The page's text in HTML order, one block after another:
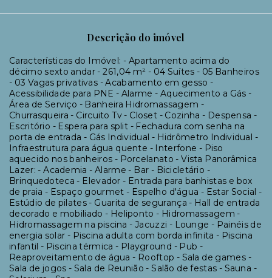
Descrição do imóvel
Características do Imóvel: - Apartamento acima do
décimo sexto andar - 261,04 m² - 04 Suítes - 05 Banheiros
- 03 Vagas privativas - Acabamento em gesso -
Acessibilidade para PNE - Alarme - Aquecimento a Gás -
Área de Serviço - Banheira Hidromassagem -
Churrasqueira - Circuito Tv - Closet - Cozinha - Despensa -
Escritório - Espera para split - Fechadura com senha na
porta de entrada - Gás Individual - Hidrômetro Individual -
Infraestrutura para água quente - Interfone - Piso
aquecido nos banheiros - Porcelanato - Vista Panorâmica
Lazer: - Academia - Alarme - Bar - Bicicletário -
Brinquedoteca - Elevador - Entrada para banhistas e box
de praia - Espaço gourmet - Espelho d'água - Estar Social -
Estúdio de pilates - Guarita de segurança - Hall de entrada
decorado e mobiliado - Heliponto - Hidromassagem -
Hidromassagem na piscina - Jacuzzi - Lounge - Painéis de
energia solar - Piscina adulta com borda infinita - Piscina
infantil - Piscina térmica - Playground - Pub -
Reaproveitamento de água - Rooftop - Sala de games -
Sala de jogos - Sala de Reunião - Salão de festas - Sauna -